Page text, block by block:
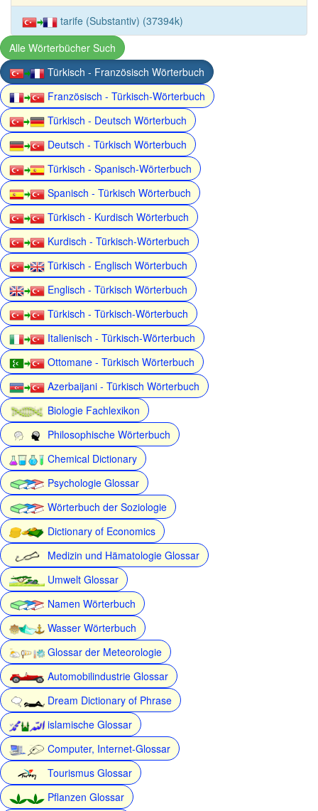
tarife (Substantiv) (37394k)
Alle Wörterbücher Such
Türkisch - Französisch Wörterbuch
Französisch - Türkisch-Wörterbuch
Türkisch - Deutsch Wörterbuch
Deutsch - Türkisch Wörterbuch
Türkisch - Spanisch-Wörterbuch
Spanisch - Türkisch Wörterbuch
Türkisch - Kurdisch Wörterbuch
Kurdisch - Türkisch-Wörterbuch
Türkisch - Englisch Wörterbuch
Englisch - Türkisch Wörterbuch
Türkisch - Türkisch-Wörterbuch
Italienisch - Türkisch-Wörterbuch
Ottomane - Türkisch Wörterbuch
Azerbaijani - Türkisch Wörterbuch
Biologie Fachlexikon
Philosophische Wörterbuch
Chemical Dictionary
Psychologie Glossar
Wörterbuch der Soziologie
Dictionary of Economics
Medizin und Hämatologie Glossar
Umwelt Glossar
Namen Wörterbuch
Wasser Wörterbuch
Glossar der Meteorologie
Automobilindustrie Glossar
Dream Dictionary of Phrase
islamische Glossar
Computer, Internet-Glossar
Tourismus Glossar
Pflanzen Glossar